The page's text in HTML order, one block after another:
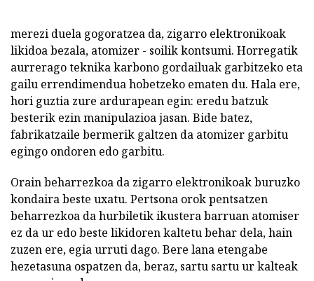
merezi duela gogoratzea da, zigarro elektronikoak
likidoa bezala, atomizer - soilik kontsumi. Horregatik
aurrerago teknika karbono gordailuak garbitzeko eta
gailu errendimendua hobetzeko ematen du. Hala ere,
hori guztia zure ardurapean egin: eredu batzuk
besterik ezin manipulazioa jasan. Bide batez,
fabrikatzaile bermerik galtzen da atomizer garbitu
egingo ondoren edo garbitu.
Orain beharrezkoa da zigarro elektronikoak buruzko
kondaira beste uxatu. Pertsona orok pentsatzen
beharrezkoa da hurbiletik ikustera barruan atomiser
ez da ur edo beste likidoren kaltetu behar dela, hain
zuzen ere, egia urruti dago. Bere lana etengabe
hezetasuna ospatzen da, beraz, sartu sartu ur kalteak